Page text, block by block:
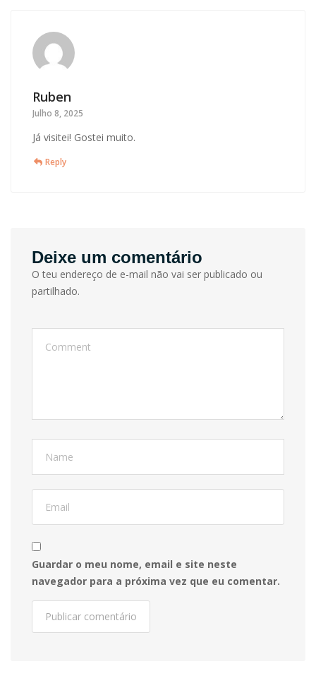
Ruben
Julho 8, 2025
Já visitei! Gostei muito.
Reply
Deixe um comentário
O teu endereço de e-mail não vai ser publicado ou
partilhado.
Guardar o meu nome, email e site neste
navegador para a próxima vez que eu comentar.